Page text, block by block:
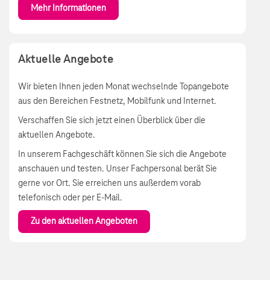
Mehr Informationen
Aktuelle Angebote
Wir bieten Ihnen jeden Monat wechselnde Topangebote
aus den Bereichen Festnetz, Mobilfunk und Internet.
Verschaffen Sie sich jetzt einen Überblick über die
aktuellen Angebote.
In unserem Fachgeschäft können Sie sich die Angebote
anschauen und testen. Unser Fachpersonal berät Sie
gerne vor Ort. Sie erreichen uns außerdem vorab
telefonisch oder per E-Mail.
Zu den aktuellen Angeboten